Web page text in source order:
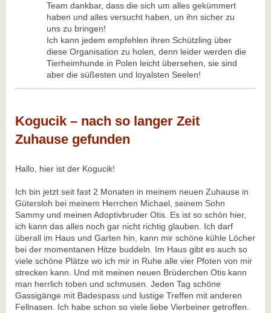
Team dankbar, dass die sich um alles gekümmert
haben und alles versucht haben, un ihn sicher zu
uns zu bringen!
Ich kann jedem empfehlen ihren Schützling über
diese Organisation zu holen, denn leider werden die
Tierheimhunde in Polen leicht übersehen, sie sind
aber die süßesten und loyalsten Seelen!
Kogucik – nach so langer Zeit
Zuhause gefunden
Hallo, hier ist der Kogucik!
Ich bin jetzt seit fast 2 Monaten in meinem neuen Zuhause in
Gütersloh bei meinem Herrchen Michael, seinem Sohn
Sammy und meinen Adoptivbruder Otis. Es ist so schön hier,
ich kann das alles noch gar nicht richtig glauben. Ich darf
überall im Haus und Garten hin, kann mir schöne kühle Löcher
bei der momentanen Hitze buddeln. Im Haus gibt es auch so
viele schöne Plätze wo ich mir in Ruhe alle vier Pfoten von mir
strecken kann. Und mit meinen neuen Brüderchen Otis kann
man herrlich toben und schmusen. Jeden Tag schöne
Gassigänge mit Badespass und lustige Treffen mit anderen
Fellnasen. Ich habe schon so viele liebe Vierbeiner getroffen.